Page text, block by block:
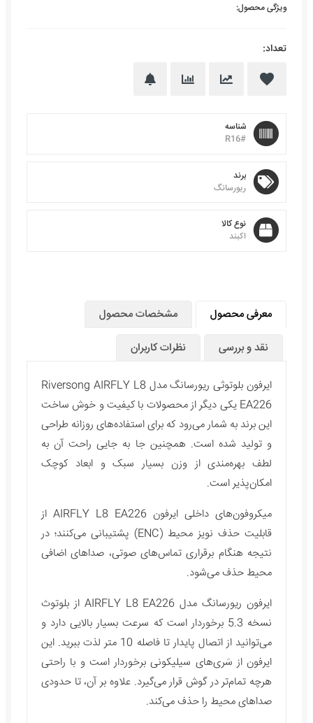
ویژگی محصول:
تعداد:
favorite
شناسه
#R16
برند
ریورسانگ
نوع کالا
اکبند
معرفی محصول مشخصات محصول
نقد و بررسی نظرات کاربران
ایرفون بلوتوثی ریورسانگ مدل Riversong AIRFLY L8
EA226 یکی دیگر از محصولات با کیفیت و خوش ساخت
این برند به شمار می‌رود که برای استفاده‌های روزانه طراحی
و تولید شده است. همچنین جا به جایی راحت آن به
لطف بهره‌مندی از وزن بسیار سبک و ابعاد کوچک
امکان‌پذیر است.
میکروفون‌های داخلی ایرفون AIRFLY L8 EA226 از
قابلیت حذف نویز محیط (ENC) پشتیبانی می‌کنند؛ در
نتیجه هنگام برقراری تماس‌های صوتی، صداهای اضافی
محیط حذف می‌شود.
ایرفون ریورسانگ مدل AIRFLY L8 EA226 از بلوتوث
نسخه 5.3 برخوردار است که سرعت بسیار بالایی دارد و
می‌توانید از اتصال پایدار تا فاصله 10 متر لذت ببرید. این
ایرفون از سَری‌های سیلیکونی برخوردار است و با راحتی
هرچه تمام‌تر در گوش قرار می‌گیرد. علاوه بر آن، تا حدودی
صداهای محیط را حذف می‌کند.